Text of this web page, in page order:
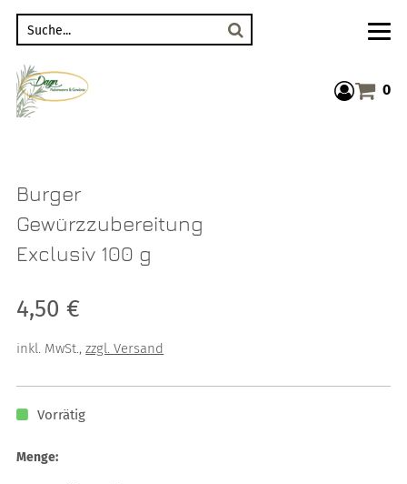
0
Burger
Gewürzzubereitung
Exclusiv 100 g
Verkaufspreis: 4,50 €
4,50 €
inkl. MwSt.,zzgl. Versand
Vorrätig
Menge: